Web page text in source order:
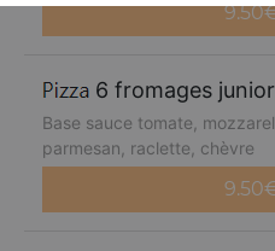
9.50
6 fromages junior
Base sauce tomate,
parmesan, raclette, chèvre
9.50